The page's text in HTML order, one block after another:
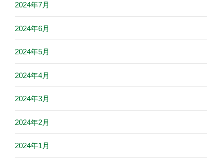
2024年7月
2024年6月
2024年5月
2024年4月
2024年3月
2024年2月
2024年1月